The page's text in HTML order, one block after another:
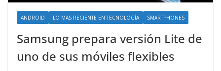
ANDROID LO MAS RECIENTE EN TECNOLOGÍA SMARTPHONES
Samsung prepara versión Lite de
uno de sus móviles flexibles